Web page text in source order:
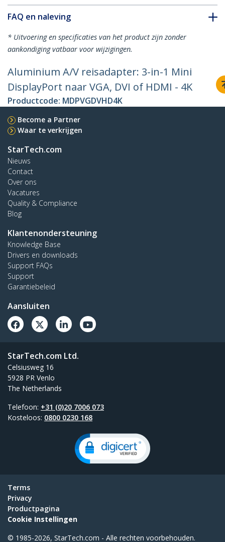
FAQ en naleving
* Uitvoering en specificaties van het product zijn zonder
aankondiging vatbaar voor wijzigingen.
Aluminium A/V reisadapter: 3-in-1 Mini
DisplayPort naar VGA, DVI of HDMI - 4K
Productcode: MDPVGDVHD4K
Become a Partner
Waar te verkrijgen
StarTech.com
Nieuws
Contact
Over ons
Vacatures
Quality & Compliance
Blog
Klantenondersteuning
Knowledge Base
Drivers en downloads
Support FAQs
Support
Garantiebeleid
Aansluiten
StarTech.com Ltd.
Celsiusweg 16
5928 PR Venlo
The Netherlands
Telefoon: +31 (0)20 7006 073
Kosteloos: 0800 0230 168
Terms
Privacy
Productpagina
Cookie Instellingen
© 1985-2026, StarTech.com - Alle rechten voorbehouden.